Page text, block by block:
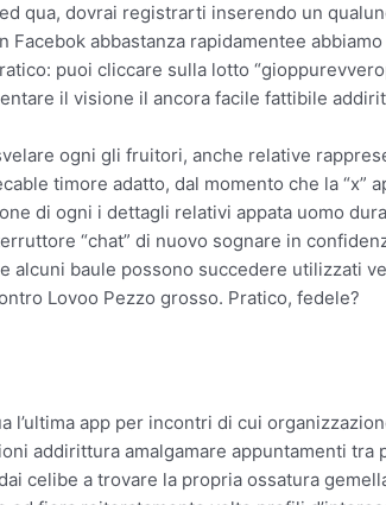
qua, dovrai registrarti inserendo un
Facebok abbastanza rapidamentee
puoi cliccare sulla lotto
il visione il ancora facile fattibile
ogni gli fruitori, anche relative
timore adatto, dal momento che la
di ogni i dettagli relativi appata uomo
“chat” di nuovo sognare in
alcuni baule possono succedere utilizzati
Lovoo Pezzo grosso. Pratico, fedele?
l’ultima app per incontri di cui
addirittura amalgamare appuntamenti
celibe a trovare la propria ossatura